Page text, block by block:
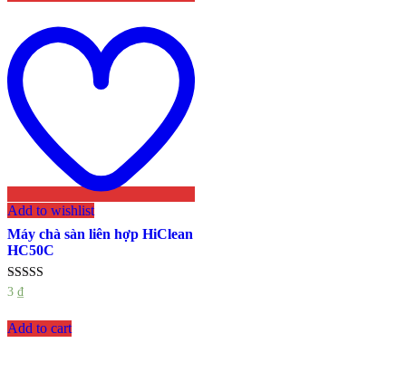
Add to wishlist
Máy chà sàn liên hợp HiClean
HC50C
Rated
3 ₫
Add to cart